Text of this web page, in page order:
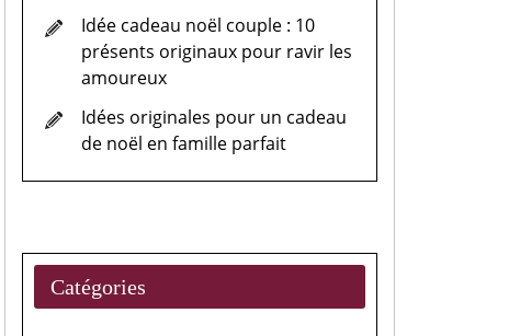
Idée cadeau noël couple : 10
présents originaux pour ravir les
amoureux
Idées originales pour un cadeau
de noël en famille parfait
Catégories